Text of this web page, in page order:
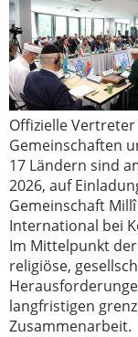
Offizielle
Gemeinschaften
17 Ländern sind
2026, auf
Gemeinschaft
International bei
Im Mittelpunkt
religiöse,
langfristigen
Zusammenarbeit.